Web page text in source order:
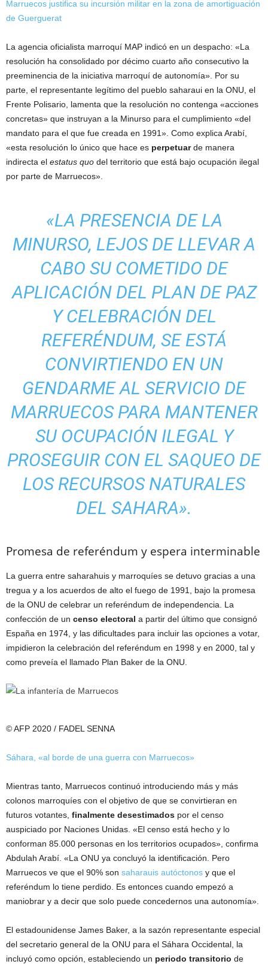
Marruecos justifica su incursión militar en la zona de amortiguación
de Guerguerat
La agencia oficialista marroquí MAP indicó en un despacho: «La
resolución ha consolidado por décimo cuarto año consecutivo la
preeminencia de la iniciativa marroquí de autonomía». Por su
parte, el representante legítimo del pueblo saharaui en la ONU, el
Frente Polisario, lamenta que la resolución no contenga «acciones
concretas» que instruyan a la Minurso para el cumplimiento «del
mandato para el que fue creada en 1991». Como explica Arabí,
«esta resolución lo único que hace es perpetuarde manera
indirecta el estatus quo del territorio que está bajo ocupación ilegal
por parte de Marruecos».
«LA PRESENCIA DE LA
MINURSO, LEJOS DE LLEVAR A
CABO SU COMETIDO DE
APLICACIÓN DEL PLAN DE PAZ
Y CELEBRACIÓN DEL
REFERÉNDUM, SE ESTÁ
CONVIRTIENDO EN UN
GENDARME AL SERVICIO DE
MARRUECOS PARA MANTENER
SU OCUPACIÓN ILEGAL Y
PROSEGUIR CON EL SAQUEO DE
LOS RECURSOS NATURALES
DEL SAHARA».
Promesa de referéndum y espera interminable
La guerra entre saharahuis y marroquíes se detuvo gracias a una
tregua y a los acuerdos de alto el fuego de 1991, bajo la promesa
de la ONU de celebrar un referéndum de independencia. La
confección de un censo electoral a partir del último que consignó
España en 1974, y las dificultades para incluir las opciones a votar,
impidieron la celebración del referéndum en 1998 y en 2000, tal y
como preveía el llamado Plan Baker de la ONU.
© AFP 2020 / FADEL SENNA
Sáhara, «al borde de una guerra con Marruecos»
Mientras tanto, Marruecos continuó introduciendo más y más
colonos marroquíes con el objetivo de que se convirtieran en
futuros votantes, finalmente desestimados por el censo
auspiciado por Naciones Unidas. «El censo está hecho y lo
conforman 85.000 personas en los territorios ocupados», confirma
Abdulah Arabí. «La ONU ya concluyó la identificación. Pero
Marruecos ve que el 90% son saharauis autóctonos y que el
referéndum lo tiene perdido. Es entonces cuando empezó a
maniobrar y a decir que solo puede concedernos una autonomía».
El estadounidense James Baker, a la sazón representante especial
del secretario general de la ONU para el Sáhara Occidental, la
incluyó como opción, estableciendo un periodo transitorio de